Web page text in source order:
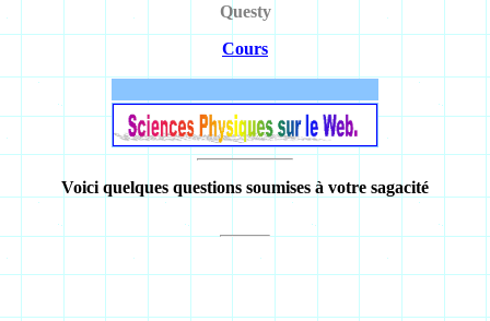
Questy
Cours
Voici quelques questions soumises à votre sagacité